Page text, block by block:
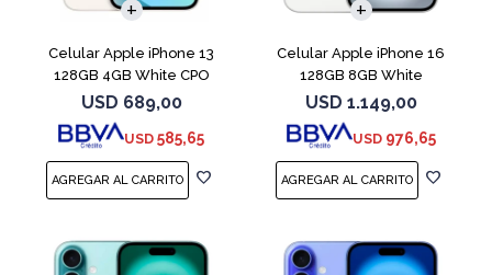
Celular Apple iPhone 13
128GB 4GB White CPO
USD 689,00
USD 585,65
Celular Apple iPhone 16
128GB 8GB White
USD 1.149,00
USD 976,65